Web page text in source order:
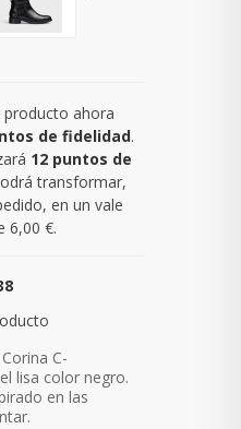
ahora
de fidelidad.
12 puntos de
transformar,
en un vale
6,00 €.
C-
lisa color negro.
en las